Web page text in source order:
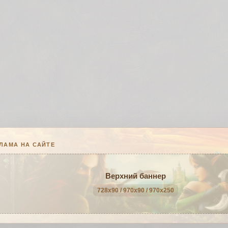
НА САЙТЕ
Верхний баннер
728x90 / 970x90 / 970x250